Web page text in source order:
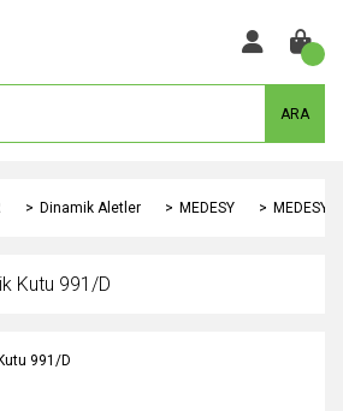
ARA
Dinamik Aletler MEDESY MEDESY
Kutu 991/D